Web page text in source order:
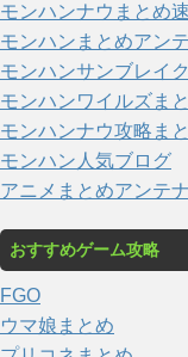
モンハンナウまとめ
モンハンまとめアン
モンハンサンブレイ
モンハンワイルズま
モンハンナウ攻略ま
モンハン人気ブログ
アニメまとめアンテナ
おすすめゲーム攻略
FGO
ウマ娘まとめ